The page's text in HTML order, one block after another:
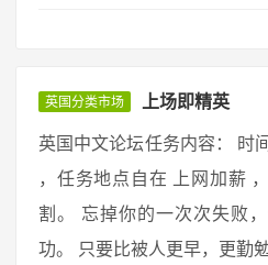
英国分类市场 上场即精英
英国中文论坛任务内容： 时
，任务地点自在 上网加薪
割。 忘掉你的一次次失败
功。 只要比被人更早，更勤